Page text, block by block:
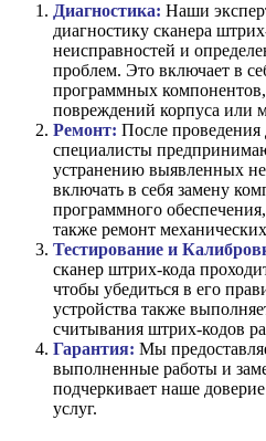
Диагностика: Наши
диагностику сканера
неисправностей и
проблем. Это включает в
программных
повреждений корпуса или
Ремонт: После
специалисты
устранению выявленных
включать в себя замену
программного
также ремонт
Тестирование и
сканер штрих-кода
чтобы убедиться в его
устройства также
считывания штрих-кодов
Гарантия: Мы
выполненные работы и
подчеркивает наше
услуг.